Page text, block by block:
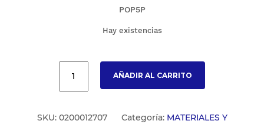
POP5P
Hay existencias
AÑADIR AL CARRITO
SKU: 0200012707 Categoría: MATERIALES Y